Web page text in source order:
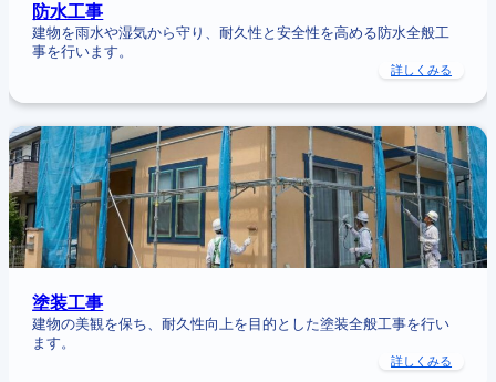
防水工事
建物を雨水や湿気から守り、耐久性と安全性を高める防水全般工
事を行います。
詳しくみる
防
事
:
塗
装
工
事
塗装工事
建物の美観を保ち、耐久性向上を目的とした塗装全般工事を行い
ます。
詳しくみる
塗